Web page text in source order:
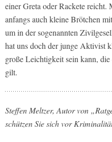
einer Greta oder Rackete reicht.
anfangs auch kleine Brötchen
um in der sogenannten
hat uns doch der junge Aktivist
große Leichtigkeit sein kann,
gilt.
Steffen Meltzer, Autor von
schützen Sie sich vor